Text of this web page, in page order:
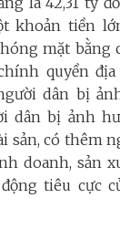
khoản tiền
mặt bằng
quyền
dân bị
dân bị ảnh
sản, có thêm
doanh, sản
tiêu cực